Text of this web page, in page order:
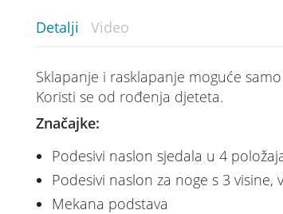
Detalji Video
Sklapanje i rasklapanje moguće
Koristi se od rođenja djeteta.
Značajke:
Podesivi naslon sjedala u 4
Podesivi naslon za noge s 3
Mekana podstava